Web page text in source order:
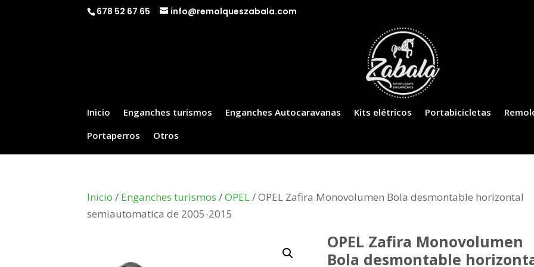
678 52 67 65 info@remolqueszabala.com
Inicio Enganches turismos Enganches Autocaravanas Kits elétricos Portabicicletas
Portaperros
Otros
Inicio / Enganches turismos /OPEL/ OPEL Zafira Monovolumen Bola desmontable horizontal
semiautomatica de 2005-2015
OPEL Zafira Monovolumen
Bola desmontable